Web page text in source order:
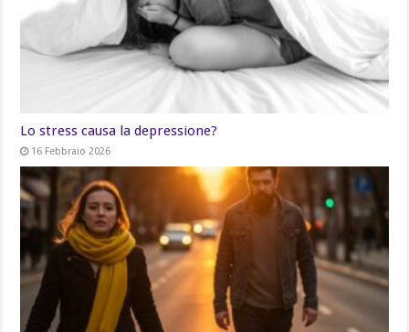
Lo stress causa la depressione?
16 Febbraio 2026